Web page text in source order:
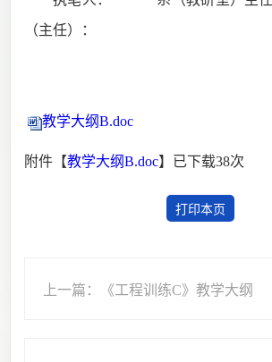
（主任）：
教学大纲B.doc
附件【教学大纲B.doc】已下载38次
打印本页
上一篇：《工程训练C》教学大纲